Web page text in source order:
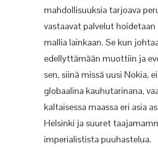
mahdollisuuksia tarjoava
vastaavat palvelut
mallia lainkaan. Se kun
edellyttämään muottiin ja
sen, siinä missä uusi Nokia,
globaalina kauhutarinana,
kaltaisessa maassa eri asia
Helsinki ja suuret
imperialistista puuhastelua.